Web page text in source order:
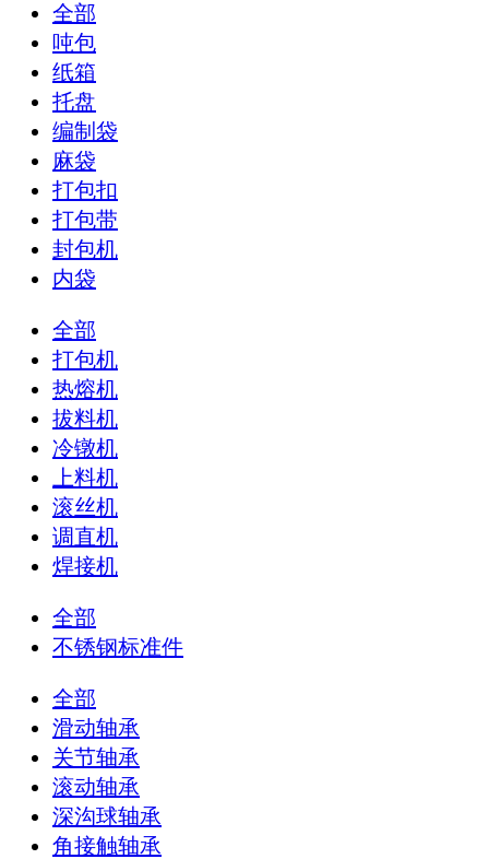
全部
吨包
纸箱
托盘
编制袋
麻袋
打包扣
打包带
封包机
内袋
全部
打包机
热熔机
拔料机
冷镦机
上料机
滚丝机
调直机
焊接机
全部
不锈钢标准件
全部
滑动轴承
关节轴承
滚动轴承
深沟球轴承
角接触轴承